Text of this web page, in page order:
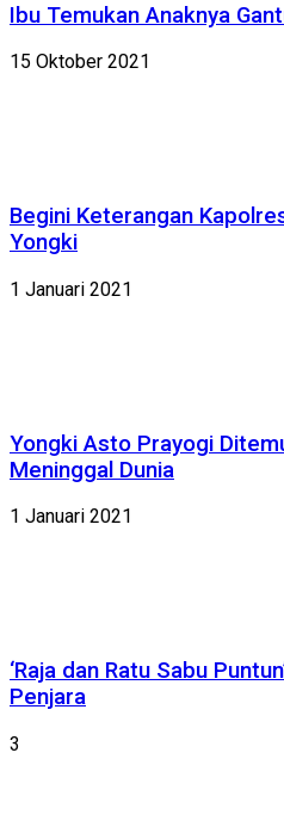
Ibu Temukan Anaknya
15 Oktober 2021
Begini Keterangan
Yongki
1 Januari 2021
Yongki Asto Prayogi
Meninggal Dunia
1 Januari 2021
‘Raja dan Ratu Sabu
Penjara
3